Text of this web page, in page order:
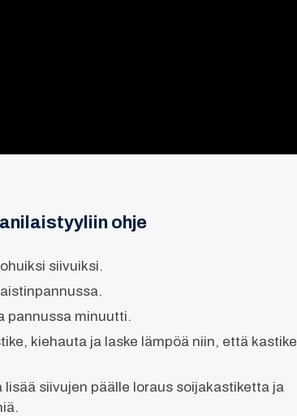
ohje
siivuiksi.
pannussa minuutti.
kiehauta ja laske lämpöä niin, että kastike
lisää siivujen päälle loraus soijakastiketta ja